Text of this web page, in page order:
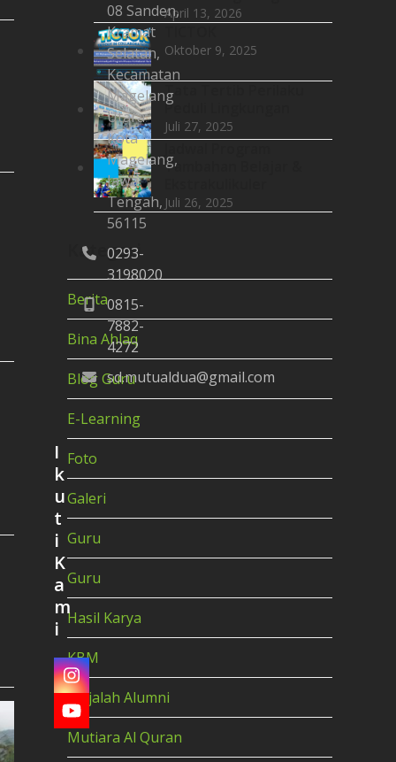
April 13, 2026
Oktober 9, 2025
Tata Tertib Perilaku
Peduli Lingkungan
Juli 27, 2025
Tambahan Belajar &
Juli 26, 2025
Kategori
Berita
Bina Ahlaq
Blog Guru
E-Learning
Foto
Galeri
Guru
Guru
Hasil Karya
KBM
Majalah Alumni
Mutiara Al Quran
08 Sanden,
Kramat
Selatan,
Kecamatan
Magelang
Utara
Kota
Magelang,
Jawa
Tengah,
56115
0293-
3198020
0815-
7882-
4272
sd.mutualdua@gmail.com
I
k
u
t
i
K
a
m
i
Instagram
YouTube